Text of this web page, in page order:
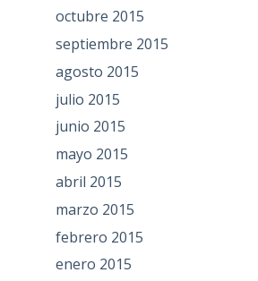
octubre 2015
septiembre 2015
agosto 2015
julio 2015
junio 2015
mayo 2015
abril 2015
marzo 2015
febrero 2015
enero 2015